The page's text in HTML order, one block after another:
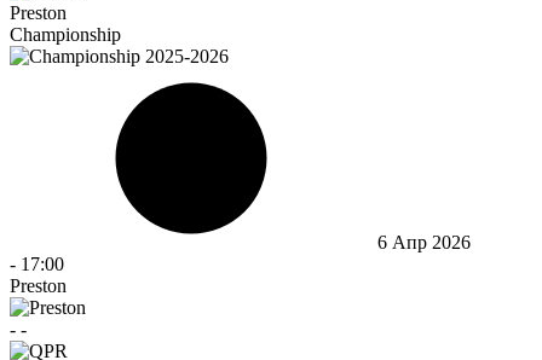
Preston
Championship
6 Апр 2026
- 17:00
Preston
- -